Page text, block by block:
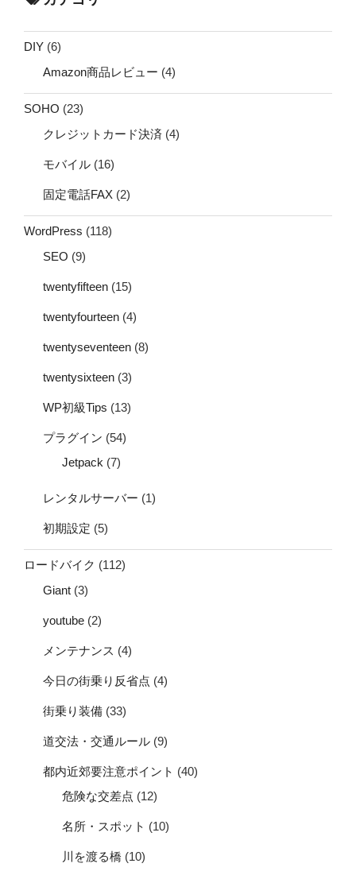
DIY (6)
Amazon商品レビュー (4)
SOHO (23)
クレジットカード決済 (4)
モバイル (16)
固定電話FAX (2)
WordPress (118)
SEO (9)
twentyfifteen (15)
twentyfourteen (4)
twentyseventeen (8)
twentysixteen (3)
WP初級Tips (13)
プラグイン (54)
Jetpack (7)
レンタルサーバー (1)
初期設定 (5)
ロードバイク (112)
Giant (3)
youtube (2)
メンテナンス (4)
今日の街乗り反省点 (4)
街乗り装備 (33)
道交法・交通ルール (9)
都内近郊要注意ポイント (40)
危険な交差点 (12)
名所・スポット (10)
川を渡る橋 (10)